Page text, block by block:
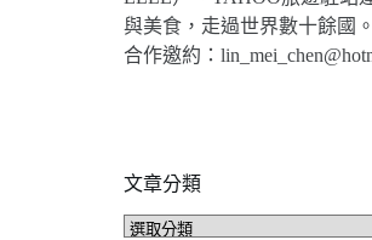
與美食，走過世界數十餘國。
合作邀約：
文章分類
文